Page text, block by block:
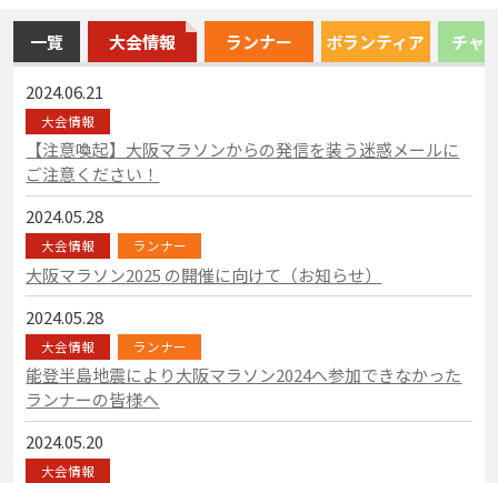
一覽 大会情報 ランナー ボランティア チャ
2024.06.21
大会情報
【注意喚起】大阪マラソンからの発信を装う迷惑メールに
ご注意ください！
2024.05.28
大会情報 ランナー
大阪マラソン2025 の開催に向けて（お知らせ）
2024.05.28
大会情報 ランナー
能登半島地震により大阪マラソン2024へ参加できなかった
ランナーの皆様へ
2024.05.20
大会情報